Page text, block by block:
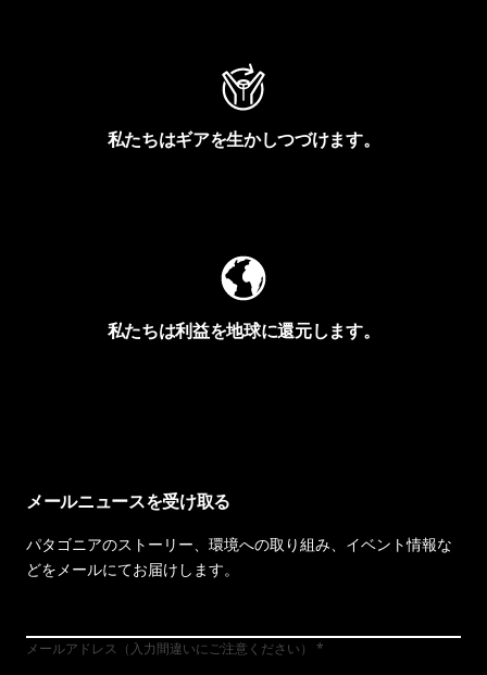
私たちはギアを生かしつづけます。
私たちは利益を地球に還元します。
メールニュースを受け取る
パタゴニアのストーリー、環境への取り組み、イベント情報な
どをメールにてお届けします。
メールアドレス（入力間違いにご注意ください）